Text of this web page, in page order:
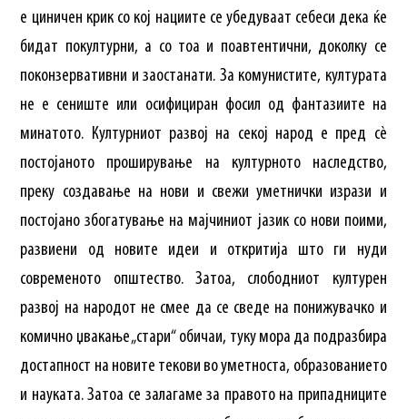
е циничен крик со кој нациите се убедуваат себеси дека ќе
бидат покултурни, а со тоа и поавтентични, доколку се
поконзервативни и заостанати. За комунистите, културата
не е сениште или осифициран фосил од фантазиите на
минатото. Културниот развој на секој народ е пред сè
постојаното проширување на културното наследство,
преку создавање на нови и свежи уметнички изрази и
постојано збогатување на мајчиниот јазик со нови поими,
развиени од новите идеи и откритија што ги нуди
современото општество. Затоа, слободниот културен
развој на народот не смее да се сведе на понижувачко и
комично џвакање „стари“ обичаи, туку мора да подразбира
достапност на новите текови во уметноста, образованието
и науката. Затоа се залагаме за правото на припадниците